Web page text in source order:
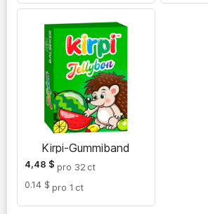
Kirpi-Gummiband
4,48 $ pro 32 ct
0.14 $ pro 1 ct